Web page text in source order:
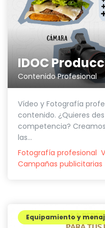
IDOC
Contenido Profesional
Vídeo y Fotografía
contenido. ¿Quieres
competencia?
las...
Fotografía profesional
Campañas publicitarias
Equipamiento y